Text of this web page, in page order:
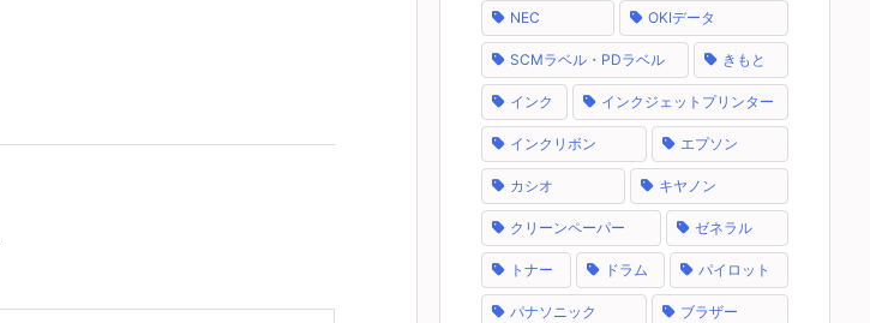
NEC OKIデータ
SCMラベル・PDラベル きもと
インク インクジェットプリンター
インクリボン エプソン
カシオ キヤノン
クリーンペーパー ゼネラル
トナー ドラム パイロット
パナソニック ブラザー